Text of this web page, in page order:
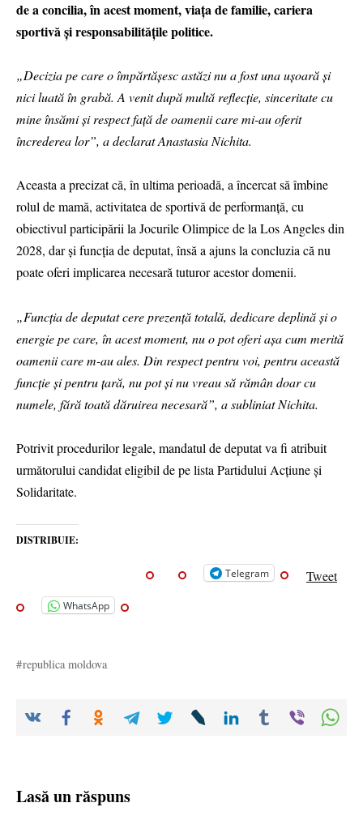
de a concilia, în acest moment, viața de familie, cariera
sportivă și responsabilitățile politice.
„Decizia pe care o împărtășesc astăzi nu a fost una ușoară și
nici luată în grabă. A venit după multă reflecție, sinceritate cu
mine însămi și respect față de oamenii care mi-au oferit
încrederea lor”, a declarat Anastasia Nichita.
Aceasta a precizat că, în ultima perioadă, a încercat să îmbine
rolul de mamă, activitatea de sportivă de performanță, cu
obiectivul participării la Jocurile Olimpice de la Los Angeles din
2028, dar și funcția de deputat, însă a ajuns la concluzia că nu
poate oferi implicarea necesară tuturor acestor domenii.
„Funcția de deputat cere prezență totală, dedicare deplină și o
energie pe care, în acest moment, nu o pot oferi așa cum merită
oamenii care m-au ales. Din respect pentru voi, pentru această
funcție și pentru țară, nu pot și nu vreau să rămân doar cu
numele, fără toată dăruirea necesară”, a subliniat Nichita.
Potrivit procedurilor legale, mandatul de deputat va fi atribuit
următorului candidat eligibil de pe lista Partidului Acțiune și
Solidaritate.
DISTRIBUIE:
Telegram Tweet
WhatsApp
republica moldova
Lasă un răspuns